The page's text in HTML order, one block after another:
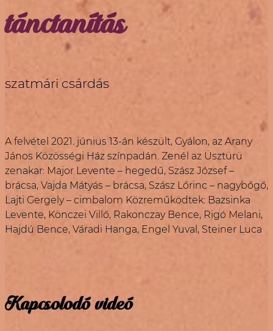
tánctanítás
szatmári csárdás
A felvétel 2021. június 13-án készült, Gyálon, az Arany
János Közösségi Ház színpadán. Zenél az Üsztürü
zenakar: Major Levente – hegedű, Szász József –
brácsa, Vajda Mátyás – brácsa, Szász Lőrinc – nagybőgő,
Lajti Gergely – cimbalom Közreműködtek: Bazsinka
Levente, Könczei Villő, Rakonczay Bence, Rigó Melani,
Hajdú Bence, Váradi Hanga, Engel Yuval, Steiner Luca
Kapcsolodó videó